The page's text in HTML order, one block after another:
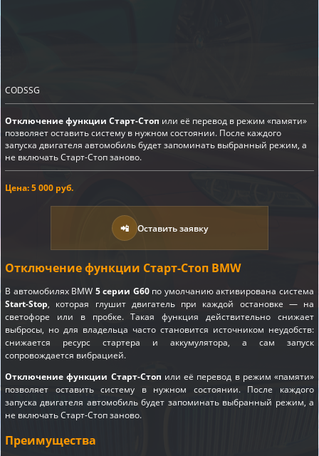
CODSSG
Отключение функции Старт-Стоп или её перевод в режим «памяти»
позволяет оставить систему в нужном состоянии. После каждого
запуска двигателя автомобиль будет запоминать выбранный режим, а
не включать Старт-Стоп заново.
Цена: 5 000 руб.
📲 Оставить заявку
Отключение функции Старт-Стоп BMW
В автомобилях BMW 5 серии G60по умолчанию активирована система
Start-Stop, которая глушит двигатель при каждой остановке — на
светофоре или в пробке. Такая функция действительно снижает
выбросы, но для владельца часто становится источником неудобств:
снижается ресурс стартера и аккумулятора, а сам запуск
сопровождается вибрацией.
Отключение функции Старт-Стоп или её перевод в режим «памяти»
позволяет оставить систему в нужном состоянии. После каждого
запуска двигателя автомобиль будет запоминать выбранный режим, а
не включать Старт-Стоп заново.
Преимущества